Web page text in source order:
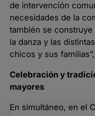
de intervención
necesidades de la
también se
la danza y las
chicos y sus
Celebración y
mayores
En simultáneo, en el